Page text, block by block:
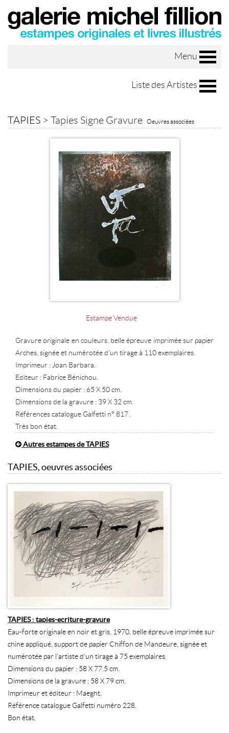
Menu
Liste des Artistes
TAPIES > Tapies Signe Gravure Oeuvres associées
Estampe Vendue
Gravure originale en couleurs, belle épreuve imprimée sur papier
Arches, signée et numérotée d'un tirage à 110 exemplaires.
Imprimeur : Joan Barbara.
Editeur : Fabrice Bénichou.
Dimensions du papier : 65 X 50 cm.
Dimensions de la gravure : 39 X 32 cm.
Références catalogue Galfetti n° 817 .
Très bon état.
Autres estampes de TAPIES
TAPIES, oeuvres associées
TAPIES : tapies-ecriture-gravure
Eau-forte originale en noir et gris, 1970, belle épreuve imprimée sur
chine appliqué, support de papier Chiffon de Mandeure, signée et
numérotée par l'artiste d'un tirage à 75 exemplaires.
Dimensions du papier : 58 X 77.5 cm.
Dimensions de la gravure : 58 X 79 cm.
Imprimeur et éditeur : Maeght.
Référence catalogue Galfetti numéro 228.
Bon état.